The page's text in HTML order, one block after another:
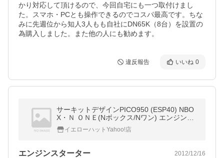
かり対応して頂けるので、今回自宅にも一つ取付けまし
た。スマホ・PCとも操作できるのでコスパ最高です。ちな
みに先週位から知人3人もも自社にDN65K（8台）を設置の
為購入しました。また他の人にも勧めます。
違反報告 いいね 0
サーキットデザインPICO950 (ESP40) NBO
X・Ｎ ＯＮＥ(Nボックス/Nワン) エンジンス
ターター ハーネス（EP152）セット 【2879
48・287950】
イエローハットYahoo!店
エンジンスターター 2012/12/16